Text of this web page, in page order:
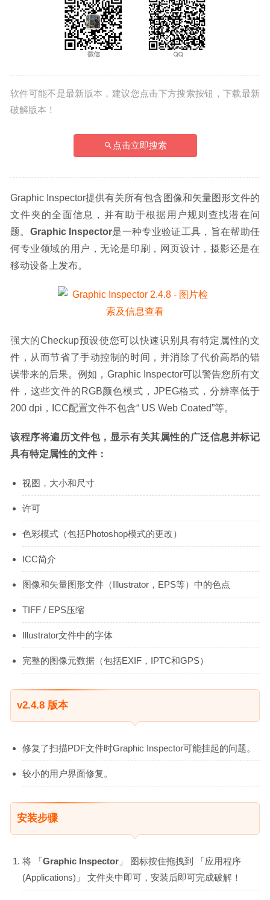
软件可能不是最新版本，建议您点击下方搜索按钮，下载最新
破解版本！
点击立即搜索
Graphic Inspector提供有关所有包含图像和矢量图形文件的
文件夹的全面信息，并有助于根据用户规则查找潜在问
题。 Graphic Inspector是一种专业验证工具，旨在帮助任
何专业领域的用户，无论是印刷，网页设计，摄影还是在
移动设备上发布。
强大的Checkup预设使您可以快速识别具有特定属性的文
件，从而节省了手动控制的时间，并消除了代价高昂的错
误带来的后果。例如，Graphic Inspector可以警告您所有文
件，这些文件的RGB颜色模式，JPEG格式，分辨率低于
200 dpi，ICC配置文件不包含“ US Web Coated”等。
该程序将遍历文件包，显示有关其属性的广泛信息并标记
具有特定属性的文件：
视图，大小和尺寸
许可
色彩模式（包括Photoshop模式的更改）
ICC简介
图像和矢量图形文件（Illustrator，EPS等）中的色点
TIFF / EPS压缩
Illustrator文件中的字体
完整的图像元数据（包括EXIF，IPTC和GPS）
v2.4.8 版本
修复了扫描PDF文件时Graphic Inspector可能挂起的问题。
较小的用户界面修复。
安装步骤
将 「Graphic Inspector 」 图标按住拖拽到 「应用程序
(Applications)」 文件夹中即可，安装后即可完成破解！